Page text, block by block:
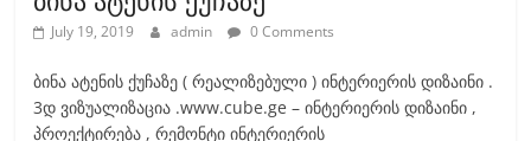
July 19, 2019 admin 0 Comments
ბინა ატენის ქუჩაზე ( რეალიზებული ) ინტერიერის დიზაინი .
3დ ვიზუალიზაცია .www.cube.ge – ინტერიერის დიზაინი ,
პროექტირება , რემონტი ინტერიერის